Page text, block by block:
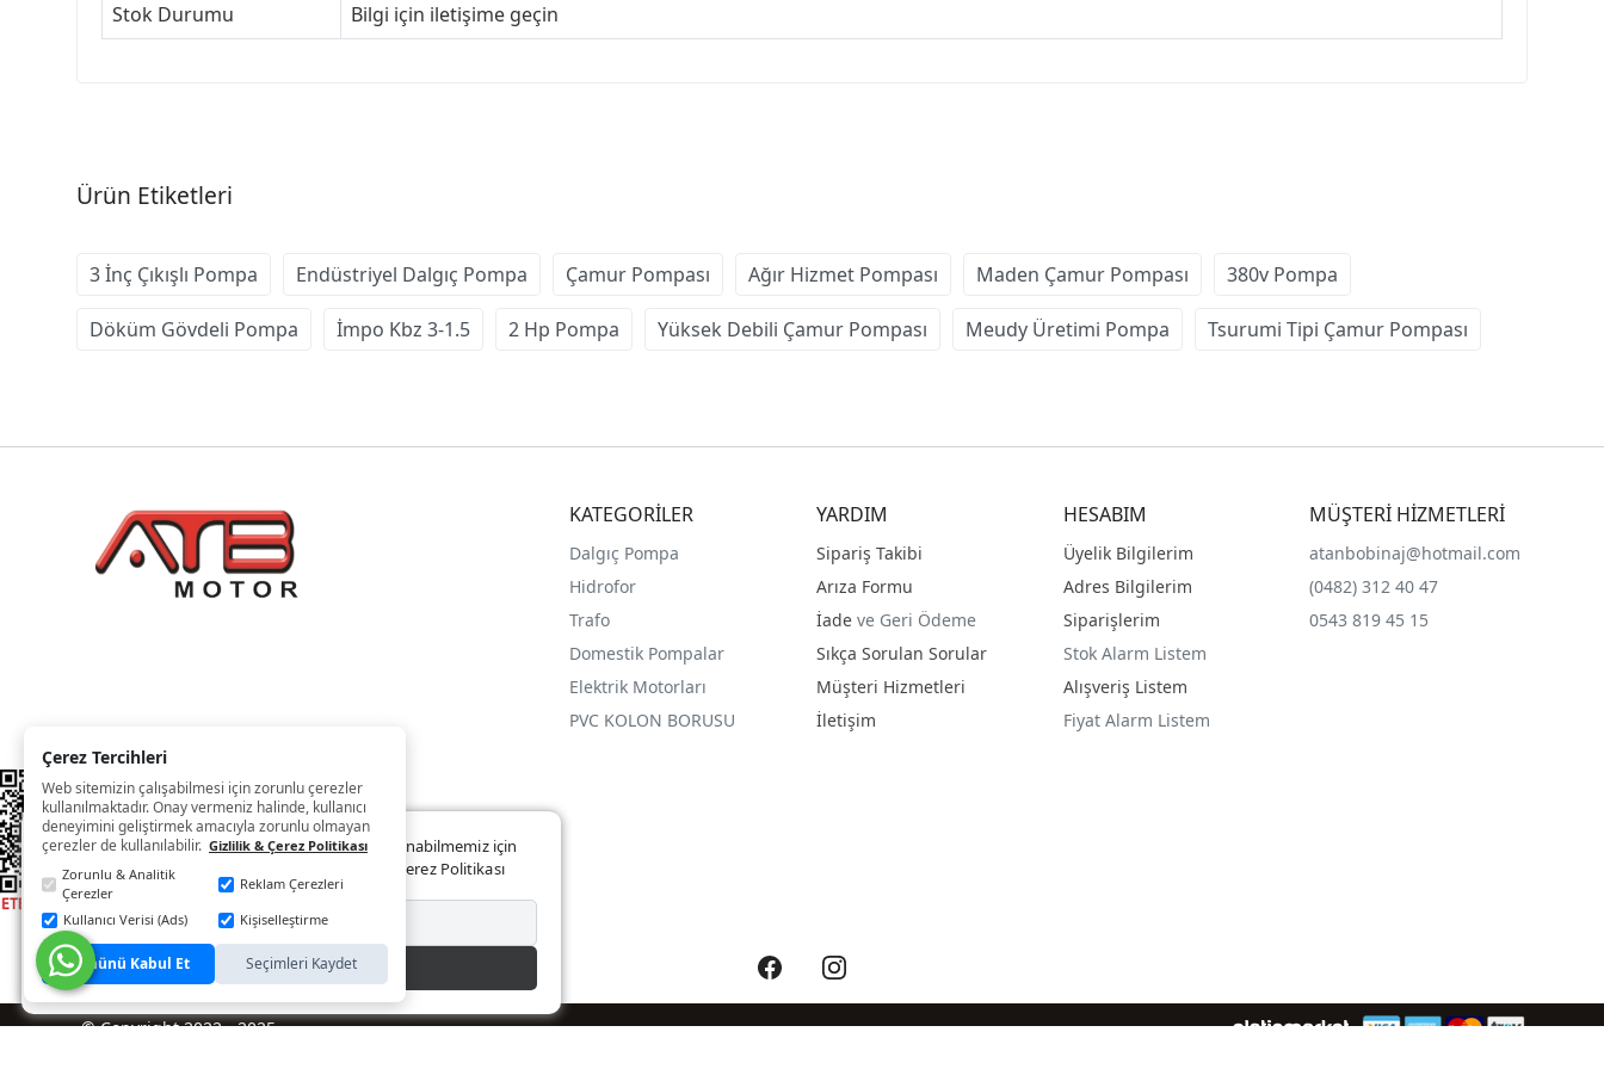
Web sitemizde size daha iyi ve kaliteli hizmet sunabilmemiz için
çerezler kullanılmaktadır. Detaylar:
Gizlilik ve Çerez Politikası
Reddet
Kabul Et
Stok Durumu
Bilgi için iletişime geçin
Ürün Etiketleri
3 İnç Çıkışlı Pompa Endüstriyel Dalgıç Pompa Çamur Pompası Ağır Hizmet Pompası Maden Çamur Pompası 380v Pompa
Döküm Gövdeli Pompa İmpo Kbz 3-1.5 2 Hp Pompa Yüksek Debili Çamur Pompası Meudy Üretimi Pompa Tsurumi Tipi Çamur Pompası
KATEGORİLER
Dalgıç Pompa
Hidrofor
Trafo
Domestik Pompalar
Elektrik Motorları
PVC KOLON BORUSU
YARDIM
Sipariş Takibi
Arıza Formu
İade ve Geri Ödeme
Sıkça Sorulan Sorular
Müşteri Hizmetleri
İletişim
HESABIM
Üyelik Bilgilerim
Adres Bilgilerim
Siparişlerim
Stok Alarm Listem
Alışveriş Listem
Fiyat Alarm Listem
MÜŞTERİ HİZMETLERİ
atanbobinaj@hotmail.com
(0482) 312 40 47
0543 819 45 15
© Copyright 2022 - 2025
Çerez Tercihleri
Web sitemizin çalışabilmesi için zorunlu çerezler
kullanılmaktadır. Onay vermeniz halinde, kullanıcı
deneyimini geliştirmek amacıyla zorunlu olmayan
çerezler de kullanılabilir. Gizlilik & Çerez Politikası
Zorunlu & Analitik
Çerezler
Reklam Çerezleri
Kullanıcı Verisi (Ads)
Kişiselleştirme
Tümünü Kabul Et Seçimleri Kaydet